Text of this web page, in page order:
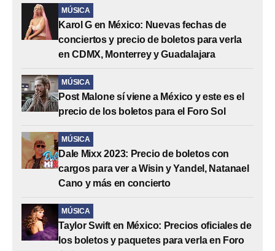
MÚSICA
Karol G en México: Nuevas fechas de
conciertos y precio de boletos para verla
en CDMX, Monterrey y Guadalajara
MÚSICA
Post Malone sí viene a México y este es el
precio de los boletos para el Foro Sol
MÚSICA
Dale Mixx 2023: Precio de boletos con
cargos para ver a Wisin y Yandel, Natanael
Cano y más en concierto
MÚSICA
Taylor Swift en México: Precios oficiales de
los boletos y paquetes para verla en Foro